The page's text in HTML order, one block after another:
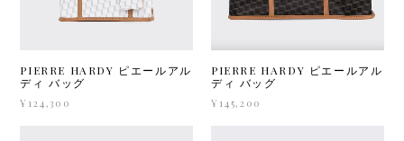
PIERRE HARDY ピエールアル
ディ バッグ
¥124,300
PIERRE HARDY ピエールアル
ディ バッグ
¥145,200